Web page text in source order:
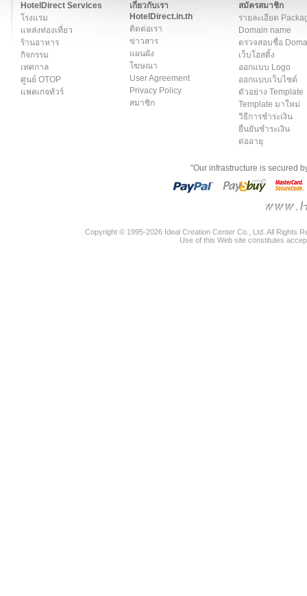
HotelDirect Services
โรงแรม
แหล่งท่องเที่ยว
ร้านอาหาร
กิจกรรม
เทศกาล
ศูนย์ OTOP
แพคเกจทัวร์
เกี่ยวกับเรา
HotelDirect.in.th
ติดต่อเรา
ข่าวสาร
แผนผัง
โฆษณา
User Agreement
Privacy Policy
สมาชิก
สมัครสมาชิก
รายละเอียด
Domain name
ตรวจสอบชื่อ
เว็บโฮสติ้ง
ออกแบบ Logo
ออกแบบเว็บไซต์
ตัวอย่าง Template
Template มาใหม่
วิธีการชำระเงิน
ยืนยันชำระเงิน
ต่ออายุ
"Our infrastructure is secured
Copyright © 1995-2026 Ideal Creation Center Co., Ltd. All Rights
Use of this Web site constitutes